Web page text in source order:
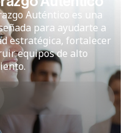
Auténtico es una
para ayudarte a
estratégica, fortalecer
equipos de alto